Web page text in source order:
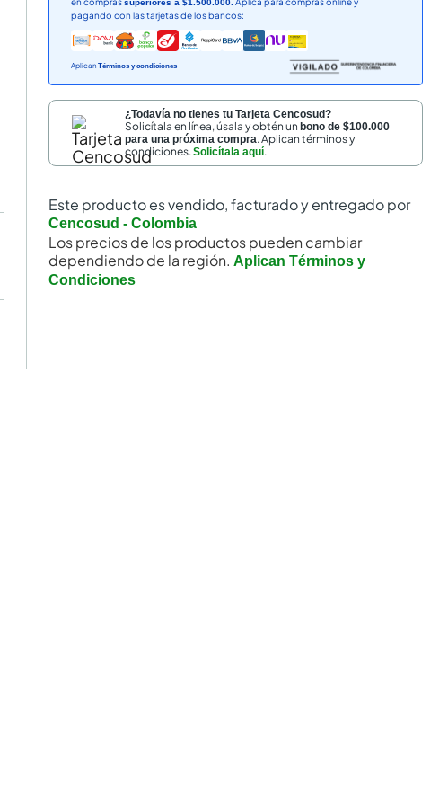
superiores a $1.500.000.
pagando con las tarjetas de los bancos:
Aplican Términos y condiciones
¿Todavía no tienes tu Tarjeta Cencosud?
Solicítala en línea, úsala y obtén unbono de $100.000
para una próxima compra. Aplican términos y
condiciones.Solicítala aquí.
Este producto es vendido, facturado y entregado por
Cencosud - Colombia
Los precios de los productos pueden cambiar
dependiendo de la región. Aplican Términos y
Condiciones